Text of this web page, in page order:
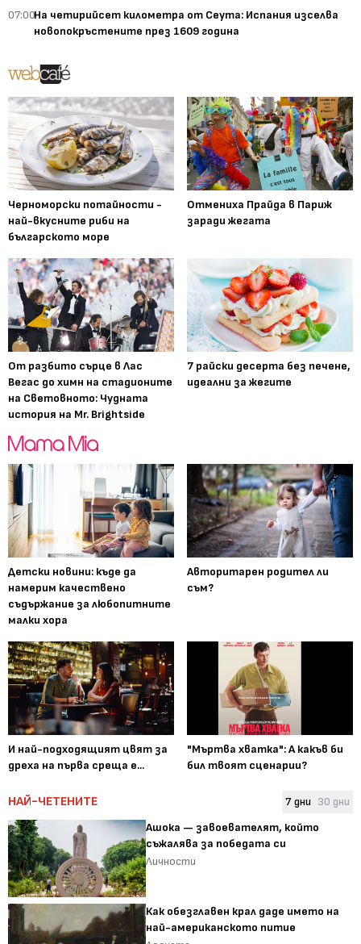
07:00На четирийсет километра от Сеута: Испания изселва
новопокръстените през 1609 година
Черноморски потайности -
най-вкусните риби на
българското море
Отмениха Прайда в Париж
заради жегата
От разбито сърце в Лас
Вегас до химн на стадионите
на Световното: Чудната
история на Mr. Brightside
7 райски десерта без печене,
идеални за жегите
Детски новини: къде да
намерим качествено
съдържание за любопитните
малки хора
Авторитарен родител ли
съм?
И най-подходящият цвят за
дреха на първа среща е...
"Мъртва хватка": А какъв би
бил твоят сценарии?
НАЙ-ЧЕТЕНИТЕ 7 дни 30 дни
Ашока — завоевателят, който
съжалява за победата си
Личности
Как обезглавен крал даде името на
най-американското питие